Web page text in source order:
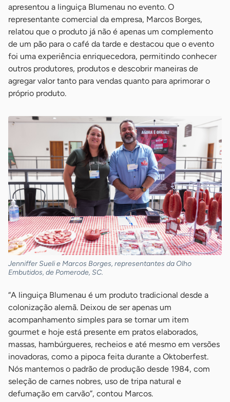
apresentou a linguiça Blumenau no evento. O
representante comercial da empresa, Marcos Borges,
relatou que o produto já não é apenas um complemento
de um pão para o café da tarde e destacou que o evento
foi uma experiência enriquecedora, permitindo conhecer
outros produtores, produtos e descobrir maneiras de
agregar valor tanto para vendas quanto para aprimorar o
próprio produto.
Jenniffer Sueli e Marcos Borges, representantes da Olho
Embutidos, de Pomerode, SC.
“A linguiça Blumenau é um produto tradicional desde a
colonização alemã. Deixou de ser apenas um
acompanhamento simples para se tornar um item
gourmet e hoje está presente em pratos elaborados,
massas, hambúrgueres, recheios e até mesmo em versões
inovadoras, como a pipoca feita durante a Oktoberfest.
Nós mantemos o padrão de produção desde 1984, com
seleção de carnes nobres, uso de tripa natural e
defumação em carvão”, contou Marcos.